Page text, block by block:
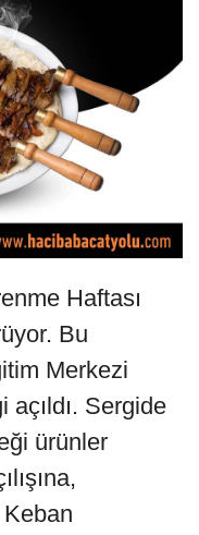
Haftası
Bu
Merkezi
açıldı. Sergide
ürünler